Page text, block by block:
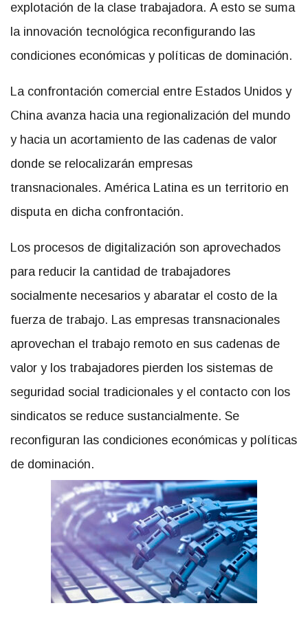
explotación de la clase trabajadora. A esto se suma
la innovación tecnológica reconfigurando las
condiciones económicas y políticas de dominación.
La confrontación comercial entre Estados Unidos y
China avanza hacia una regionalización del mundo
y hacia un acortamiento de las cadenas de valor
donde se relocalizarán empresas
transnacionales. América Latina es un territorio en
disputa en dicha confrontación.
Los procesos de digitalización son aprovechados
para reducir la cantidad de trabajadores
socialmente necesarios y abaratar el costo de la
fuerza de trabajo. Las empresas transnacionales
aprovechan el trabajo remoto en sus cadenas de
valor y los trabajadores pierden los sistemas de
seguridad social tradicionales y el contacto con los
sindicatos se reduce sustancialmente. Se
reconfiguran las condiciones económicas y políticas
de dominación.